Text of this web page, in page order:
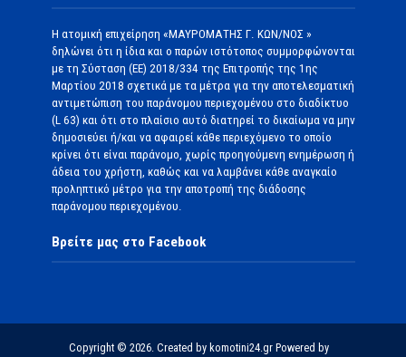
Η ατομική επιχείρηση «ΜΑΥΡΟΜΑΤΗΣ Γ. ΚΩΝ/ΝΟΣ »
δηλώνει ότι η ίδια και ο παρών ιστότοπος συμμορφώνονται
με τη Σύσταση (ΕΕ) 2018/334 της Επιτροπής της 1ης
Μαρτίου 2018 σχετικά με τα μέτρα για την αποτελεσματική
αντιμετώπιση του παράνομου περιεχομένου στο διαδίκτυο
(L 63) και ότι στο πλαίσιο αυτό διατηρεί το δικαίωμα να μην
δημοσιεύει ή/και να αφαιρεί κάθε περιεχόμενο το οποίο
κρίνει ότι είναι παράνομο, χωρίς προηγούμενη ενημέρωση ή
άδεια του χρήστη, καθώς και να λαμβάνει κάθε αναγκαίο
προληπτικό μέτρο για την αποτροπή της διάδοσης
παράνομου περιεχομένου.
Βρείτε μας στο Facebook
Copyright © 2026. Created by komotini24.gr Powered by